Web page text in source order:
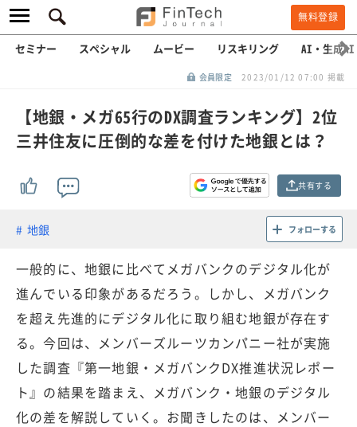
無料登録
セミナー スペシャル ムービー リスキリング AI・生成AI
会員限定 2023/01/12 07:00 掲載
【地銀・メガ65行のDX調査ランキング】2位
三井住友に圧倒的な差を付けた地銀とは？
共有する
地銀 フォローする
一般的に、地銀に比べてメガバンクのデジタル化が
進んでいる印象があるだろう。しかし、メガバンク
を超え先進的にデジタル化に取り組む地銀が存在す
る。今回は、メンバーズルーツカンパニー社が実施
した調査『第一地銀・メガバンクDX推進状況レポー
ト』の結果を踏まえ、メガバンク・地銀のデジタル
化の差を解説していく。お聞きしたのは、メンバー